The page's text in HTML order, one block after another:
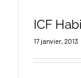
ICF
17 janvier, 2013